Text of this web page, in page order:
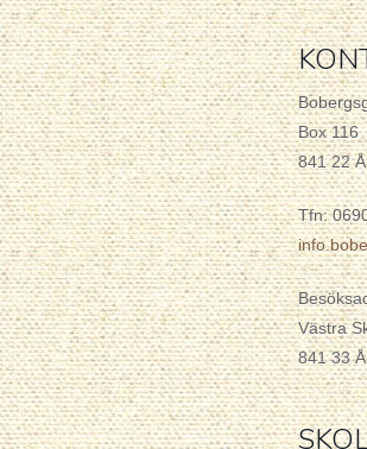
Box 116
841 22
Tfn:
Västra
841 33